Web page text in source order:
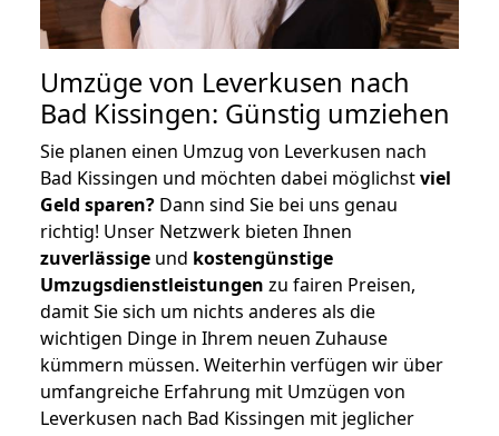
Umzüge von Leverkusen nach
Bad Kissingen: Günstig umziehen
Sie planen einen Umzug von Leverkusen nach
Bad Kissingen und möchten dabei möglichstviel
Geld sparen? Dann sind Sie bei uns genau
richtig! Unser Netzwerk bieten Ihnen
zuverlässige und kostengünstige
Umzugsdienstleistungen zu fairen Preisen,
damit Sie sich um nichts anderes als die
wichtigen Dinge in Ihrem neuen Zuhause
kümmern müssen. Weiterhin verfügen wir über
umfangreiche Erfahrung mit Umzügen von
Leverkusen nach Bad Kissingen mit jeglicher